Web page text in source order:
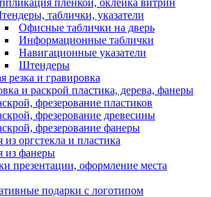
пленкой, оклейка витрин
таблички, указатели
Офисные таблички на дверь
Информационные таблички
Навигационные указатели
Штендеры
резка и гравировка
и раскрой пластика, дерева, фанеры
фрезерование пластиков
фрезерование древесины
фрезерование фанеры
из оргстекла и пластика
из фанеры
презентации, оформление места
подарки с логотипом